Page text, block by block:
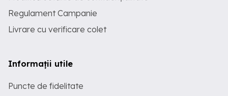
Regulament Campanie
Livrare cu verificare colet
Informații utile
Puncte de fidelitate